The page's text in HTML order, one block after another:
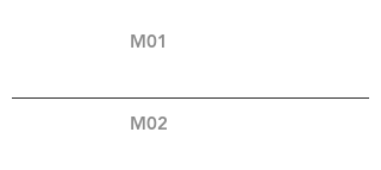
M01
M02